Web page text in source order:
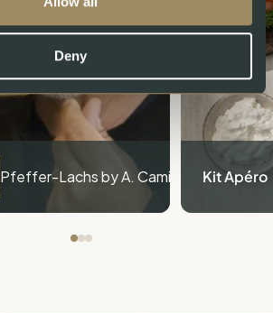
Deny
Pfeffer-Lachs by A. CaminadaKit Apéro